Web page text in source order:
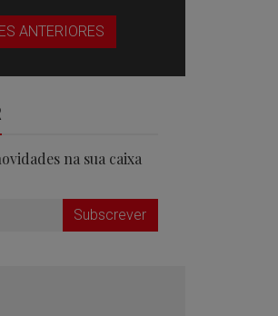
ANTERIORES
na sua caixa
Subscrever